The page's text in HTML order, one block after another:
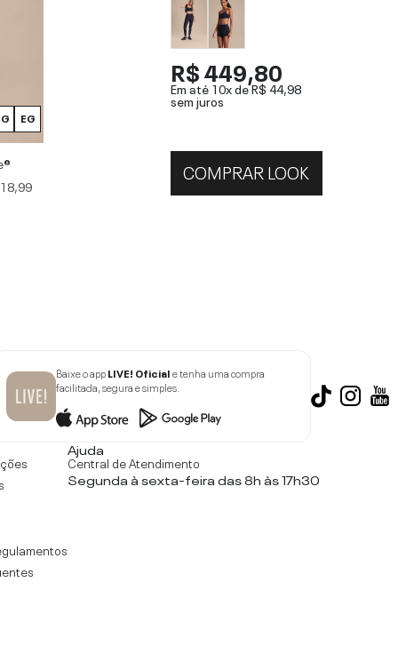
EG
R$ 449,80
Em até 10x deR$ 44,98
sem juros
COMPRAR LOOK
Baixe o appLIVE! Oficiale tenha uma compra
facilitada, segura e simples.
Ajuda
Central de Atendimento
Segunda à sexta-feira das 8h às 17h30